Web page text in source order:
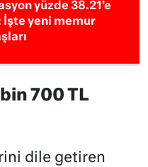
yüzde 38.21’e
İşte yeni memur
700 TL
dile getiren